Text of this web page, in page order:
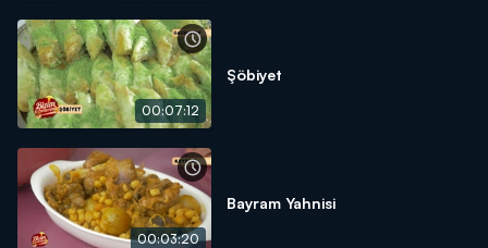
00:07:12
Şöbiyet
00:03:20
Bayram Yahnisi